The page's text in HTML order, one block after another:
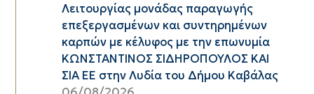
Λειτουργίας μονάδας παραγωγής
επεξεργασμένων και συντηρημένων
καρπών με κέλυφος με την επωνυμία
ΚΩΝΣΤΑΝΤΙΝΟΣ ΣΙΔΗΡΟΠΟΥΛΟΣ ΚΑΙ
ΣΙΑ ΕΕ στην Λυδία του Δήμου Καβάλας